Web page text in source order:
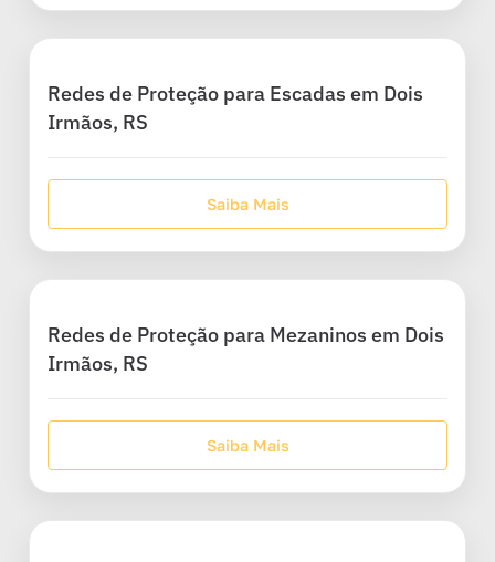
Redes de Proteção para Escadas em Dois
Irmãos, RS
Saiba Mais
Redes de Proteção para Mezaninos em Dois
Irmãos, RS
Saiba Mais